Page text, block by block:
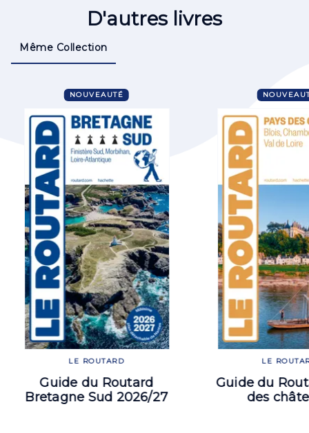
D'autres livres
Même Collection
NOUVEAUTÉ
LE ROUTARD
Guide du Routard
Bretagne Sud 2026/27
LE
Guide du
des